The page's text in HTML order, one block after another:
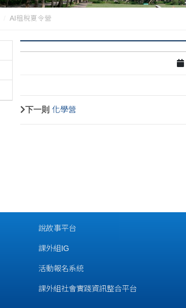
AI租稅夏令營
下一則 化學營
說故事平台
課外組IG
活動報名系統
課外組社會實踐資訊整合平台